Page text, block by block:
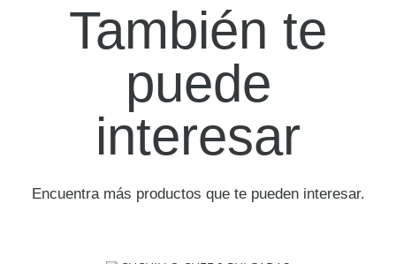
También te
puede
interesar
Encuentra más productos que te pueden interesar.